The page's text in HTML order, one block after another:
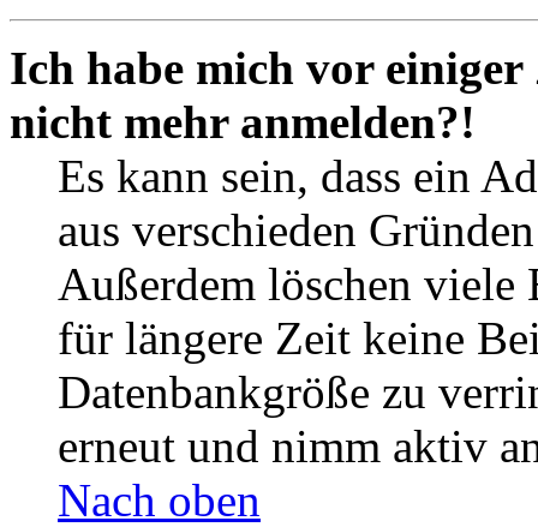
Ich habe mich vor
nicht mehr anmelden?!
Es kann sein, dass ein
aus verschieden
Außerdem löschen viele
für längere Zeit keine
Datenbankgröße zu
erneut und nimm aktiv
Nach oben